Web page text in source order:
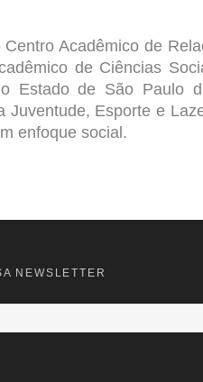
Centro Acadêmico de
de Ciências
Estado de São Paulo
Juventude, Esporte e
enfoque social.
NEWSLETTER